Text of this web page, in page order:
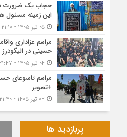
حجاب یک ضرورت
این زمینه مسئول
۰۵ تیر ۱۴۰۵ - ۲۱:۱۰
مراسم عزاداری
حسینی در الیگودرز
مراسم تاسوعای
+تصویر
پربازدید ها